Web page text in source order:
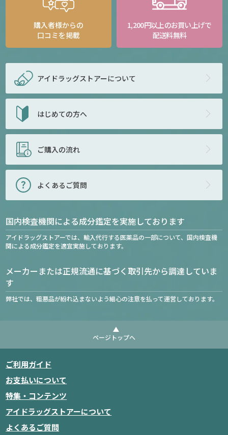
購入者様からの
口コミを掲載
1,200円以上のお買い上げで
配送料無料
アイドラッグストアーについて
はじめての方へ
ご購入の流れ
よくあるご質問
国内検査機関による成分鑑定を実施しております
アイドラッグストアーでは、輸入代行する医薬品の一部について、国内検査機
関による成分鑑定を適宜実施しております。
メーカーまたは正規流通に基づく取引先から調達していま
す
弊社では、粗悪品が紛れ込まないよう細心の注意を払って運営しております。
ページトップへ
ご利用ガイド
お支払いについて
特集・コンテンツ
アイドラッグストアーについて
よくあるご質問